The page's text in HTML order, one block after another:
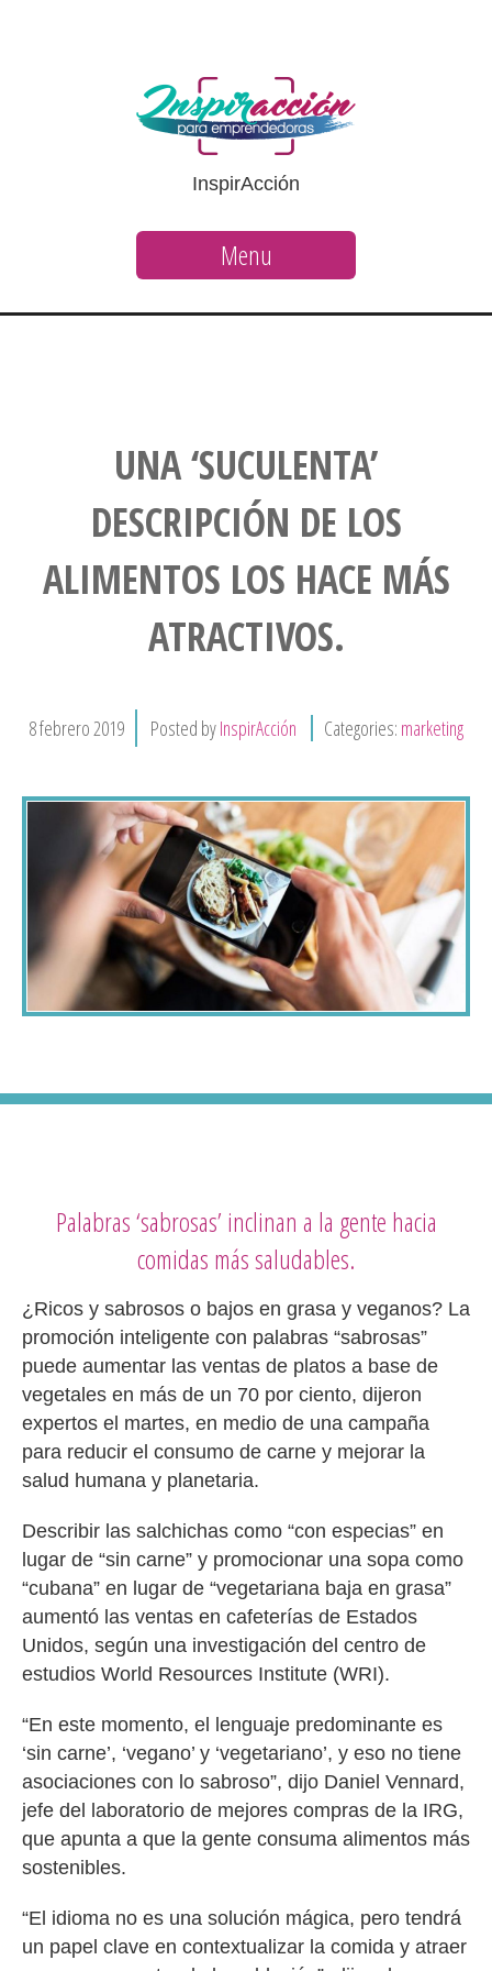
InspirAcción
Menu
UNA ‘SUCULENTA’
DESCRIPCIÓN DE LOS
ALIMENTOS LOS HACE MÁS
ATRACTIVOS.
8febrero2019 Posted byInspirAcción Categories: marketing
Palabras ‘sabrosas’ inclinan a la gente hacia
comidas más saludables.
¿Ricos y sabrosos o bajos en grasa y veganos? La
promoción inteligente con palabras “sabrosas”
puede aumentar las ventas de platos a base de
vegetales en más de un 70 por ciento, dijeron
expertos el martes, en medio de una campaña
para reducir el consumo de carne y mejorar la
salud humana y planetaria.
Describir las salchichas como “con especias” en
lugar de “sin carne” y promocionar una sopa como
“cubana” en lugar de “vegetariana baja en grasa”
aumentó las ventas en cafeterías de Estados
Unidos, según una investigación del centro de
estudios World Resources Institute (WRI).
“En este momento, el lenguaje predominante es
‘sin carne’, ‘vegano’ y ‘vegetariano’, y eso no tiene
asociaciones con lo sabroso”, dijo Daniel Vennard,
jefe del laboratorio de mejores compras de la IRG,
que apunta a que la gente consuma alimentos más
sostenibles.
“El idioma no es una solución mágica, pero tendrá
un papel clave en contextualizar la comida y atraer